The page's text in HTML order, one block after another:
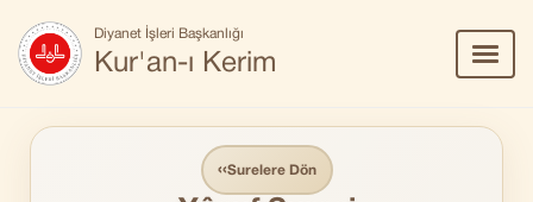
Diyanet İşleri Başkanlığı
Kur'an-ı Kerim
Aç/
‹‹Surelere Dön